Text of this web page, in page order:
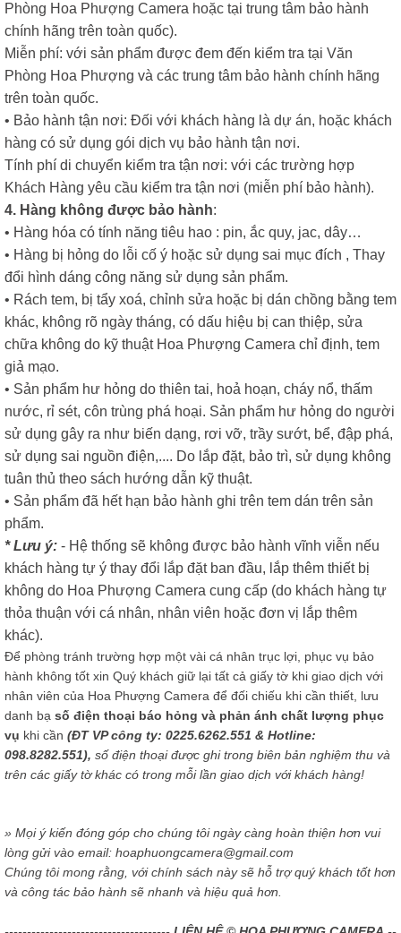
Phòng Hoa Phượng Camera hoặc tại trung tâm bảo hành
chính hãng trên toàn quốc).
Miễn phí: với sản phẩm được đem đến kiểm tra tại Văn
Phòng Hoa Phượng và các trung tâm bảo hành chính hãng
trên toàn quốc.
• Bảo hành tận nơi: Đối với khách hàng là dự án, hoặc khách
hàng có sử dụng gói dịch vụ bảo hành tận nơi.
Tính phí di chuyển kiểm tra tận nơi: với các trường hợp
Khách Hàng yêu cầu kiểm tra tận nơi (miễn phí bảo hành).
4. Hàng không được bảo hành:
• Hàng hóa có tính năng tiêu hao : pin, ắc quy, jac, dây…
• Hàng bị hỏng do lỗi cố ý hoặc sử dụng sai mục đích , Thay
đổi hình dáng công năng sử dụng sản phẩm.
• Rách tem, bị tẩy xoá, chỉnh sửa hoặc bị dán chồng bằng tem
khác, không rõ ngày tháng, có dấu hiệu bị can thiệp, sửa
chữa không do kỹ thuật Hoa Phượng Camera chỉ định, tem
giả mạo.
• Sản phẩm hư hỏng do thiên tai, hoả hoạn, cháy nổ, thấm
nước, rỉ sét, côn trùng phá hoại. Sản phẩm hư hỏng do người
sử dụng gây ra như biến dạng, rơi vỡ, trầy sướt, bể, đập phá,
sử dụng sai nguồn điện,.... Do lắp đặt, bảo trì, sử dụng không
tuân thủ theo sách hướng dẫn kỹ thuật.
• Sản phẩm đã hết hạn bảo hành ghi trên tem dán trên sản
phẩm.
* Lưu ý: - Hệ thống sẽ không được bảo hành vĩnh viễn nếu
khách hàng tự ý thay đổi lắp đặt ban đầu, lắp thêm thiết bị
không do Hoa Phượng Camera cung cấp (do khách hàng tự
thỏa thuận với cá nhân, nhân viên hoặc đơn vị lắp thêm
khác).
Để phòng tránh trường hợp một vài cá nhân trục lợi, phục vụ bảo
hành không tốt xin Quý khách giữ lại tất cả giấy tờ khi giao dịch với
nhân viên của Hoa Phượng Camera để đối chiếu khi cần thiết, lưu
danh bạ số điện thoại báo hỏng và phản ánh chất lượng phục
vụ khi cần (ĐT VP công ty: 0225.6262.551 & Hotline:
098.8282.551), số điện thoại được ghi trong biên bản nghiệm thu và
trên các giấy tờ khác có trong mỗi lần giao dịch với khách hàng!
» Mọi ý kiến đóng góp cho chúng tôi ngày càng hoàn thiện hơn vui
lòng gửi vào email: hoaphuongcamera@gmail.com
Chúng tôi mong rằng, với chính sách này sẽ hỗ trợ quý khách tốt hơn
và công tác bảo hành sẽ nhanh và hiệu quả hơn.